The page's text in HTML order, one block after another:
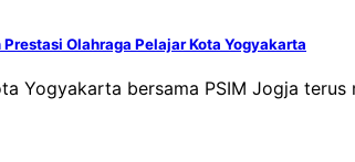
Olahraga Pelajar Kota Yogyakarta
Yogyakarta bersama PSIM Jogja